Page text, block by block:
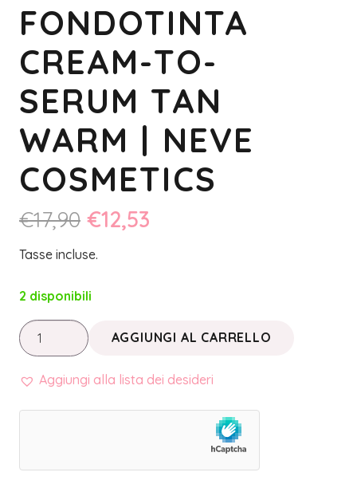
FONDOTINTA
CREAM-TO-
SERUM TAN
WARM | NEVE
COSMETICS
€17,90 Il
originale
era:
€17,90.
€12,53
Tasse incluse.
2 disponibili
FONDOTINTA
CREAM-
TO-
AGGIUNGI AL CARRELLO
Aggiungi alla lista dei desideri